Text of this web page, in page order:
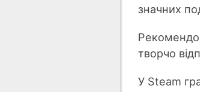
значних
творчо
У Steam